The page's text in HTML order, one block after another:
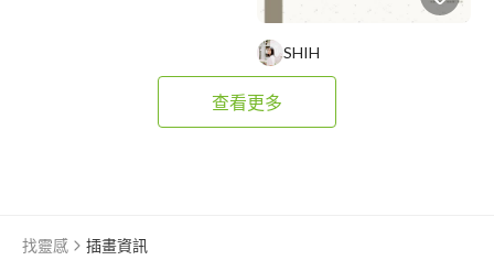
SHIH
查看更多
找靈感 插畫資訊